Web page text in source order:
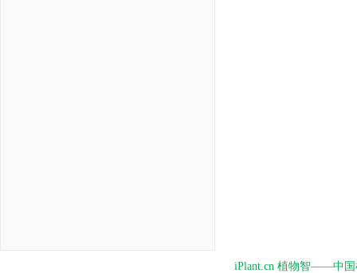
iPlant.cn 植物智——中国